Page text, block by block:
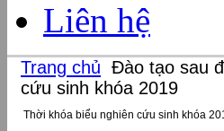
Liên hệ
Trang chủ Đào tạo sau
cứu sinh khóa 2019
Thời khóa biểu nghiên cứu sinh khóa